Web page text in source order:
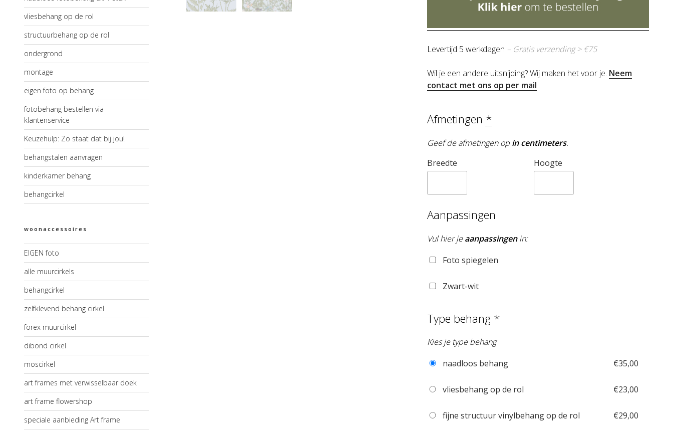
Levertijd 5 werkdagen – Gratis verzending > €75
Wil je een andere uitsnijding? Wij maken het voor je. Neem
contact met ons op per mail
Afmetingen *
Geef de afmetingen op in centimeters.
Breedte
Hoogte
Aanpassingen
Vul hier jeaanpassingenin:
Foto spiegelen
Zwart-wit
Type behang *
Kies je type behang
naadloos behang
€35,00
vliesbehang op de rol €23,00
fijne structuur vinylbehang op de rol €29,00
vliesbehang op de rol
structuurbehang op de rol
ondergrond
montage
eigen foto op behang
fotobehang bestellen via
klantenservice
Keuzehulp: Zo staat dat bij jou!
behangstalen aanvragen
kinderkamer behang
behangcirkel
woonaccessoires
EIGEN foto
alle muurcirkels
behangcirkel
zelfklevend behang cirkel
forex muurcirkel
dibond cirkel
moscirkel
art frames met verwisselbaar doek
art frame flowershop
speciale aanbieding Art frame